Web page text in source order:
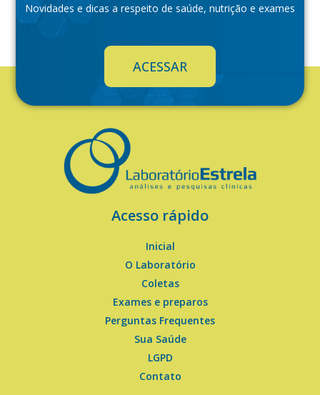
Novidades e dicas a respeito de saúde, nutrição e exames
ACESSAR
Acesso rápido
Inicial
O Laboratório
Coletas
Exames e preparos
Perguntas Frequentes
Sua Saúde
LGPD
Contato